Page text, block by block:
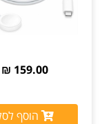
159.00 ₪
הוסף